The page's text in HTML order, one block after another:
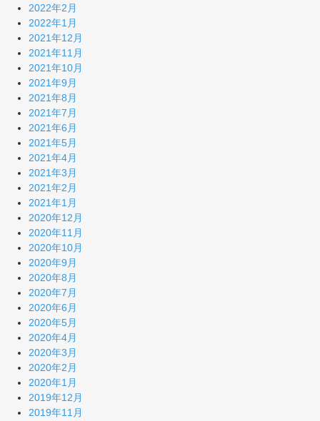
2022年2月
2022年1月
2021年12月
2021年11月
2021年10月
2021年9月
2021年8月
2021年7月
2021年6月
2021年5月
2021年4月
2021年3月
2021年2月
2021年1月
2020年12月
2020年11月
2020年10月
2020年9月
2020年8月
2020年7月
2020年6月
2020年5月
2020年4月
2020年3月
2020年2月
2020年1月
2019年12月
2019年11月